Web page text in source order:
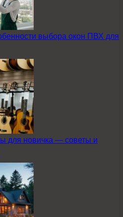
выбора окон ПВХ для
для новичка — советы и